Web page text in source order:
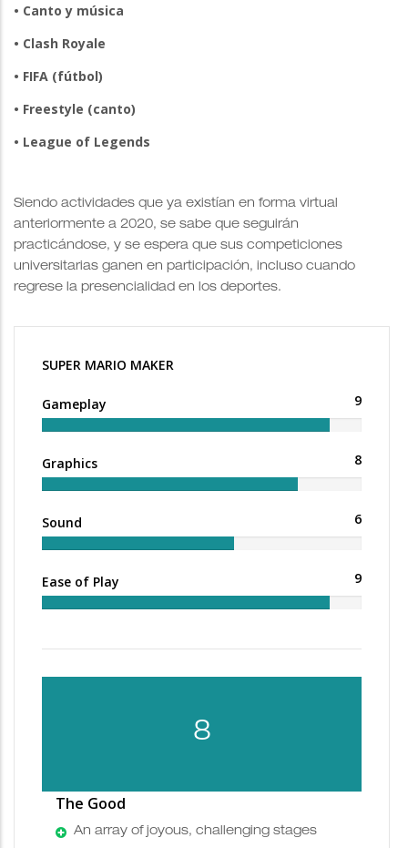
• Canto y música
• Clash Royale
• FIFA (fútbol)
• Freestyle (canto)
• League of Legends
Siendo actividades que ya existían en forma virtual
anteriormente a 2020, se sabe que seguirán
practicándose, y se espera que sus competiciones
universitarias ganen en participación, incluso cuando
regrese la presencialidad en los deportes.
SUPER MARIO MAKER
Gameplay 9
Graphics 8
Sound 6
Ease of Play 9
8
The Good
An array of joyous, challenging stages